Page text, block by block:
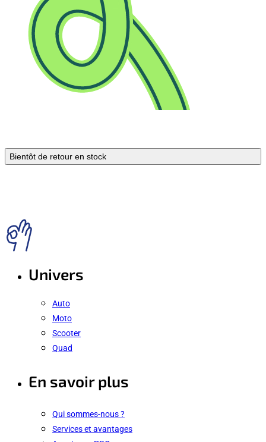
Bientôt de retour en stock
Univers
Auto
Moto
Scooter
Quad
En savoir plus
Qui sommes-nous ?
Services et avantages